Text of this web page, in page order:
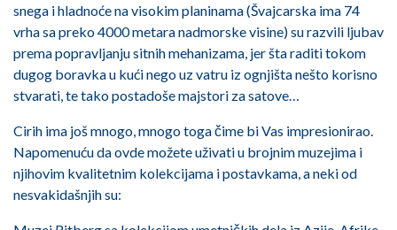
snega i hladnoće na visokim planinama (Švajcarska ima 74
vrha sa preko 4000 metara nadmorske visine) su razvili ljubav
prema popravljanju sitnih mehanizama, jer šta raditi tokom
dugog boravka u kući nego uz vatru iz ognjišta nešto korisno
stvarati, te tako postadoše majstori za satove…
Cirih ima još mnogo, mnogo toga čime bi Vas impresionirao.
Napomenuću da ovde možete uživati u brojnim muzejima i
njihovim kvalitetnim kolekcijama i postavkama, a neki od
nesvakidašnjih su: